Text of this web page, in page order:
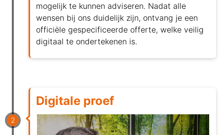
mogelijk te kunnen adviseren. Nadat alle
wensen bij ons duidelijk zijn, ontvang je een
officiële gespecificeerde offerte, welke veilig
digitaal te ondertekenen is.
2
Digitale proef